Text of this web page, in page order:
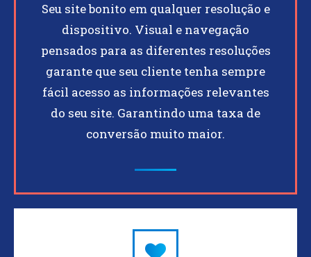
Seu site bonito em qualquer resolução e
dispositivo. Visual e navegação
pensados para as diferentes resoluções
garante que seu cliente tenha sempre
fácil acesso as informações relevantes
do seu site. Garantindo uma taxa de
conversão muito maior.